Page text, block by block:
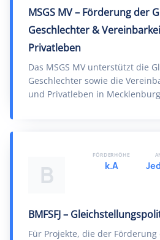
MSGS MV – Förderung der
Geschlechter &
Privatleben
Das MSGS MV unterstützt die
Geschlechter sowie die
und Privatleben in
B
BMFSFJ –
Für Projekte, die der
FÖRDERHÖHE
k.A